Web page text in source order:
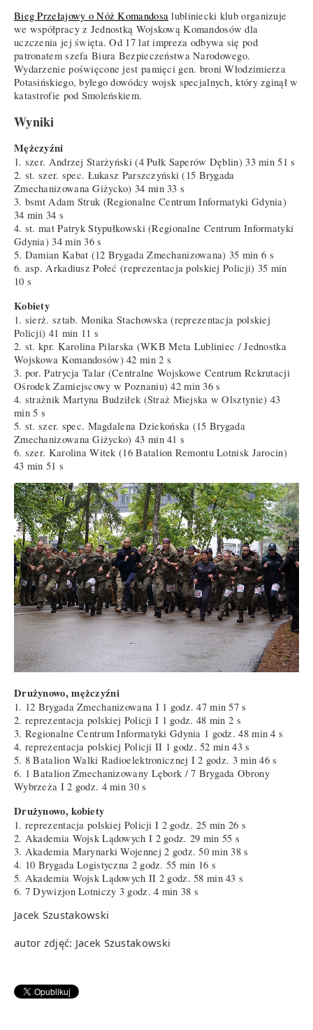
Bieg Przełajowy o Nóż Komandosa lubliniecki klub organizuje
we współpracy z Jednostką Wojskową Komandosów dla
uczczenia jej święta. Od 17 lat impreza odbywa się pod
patronatem szefa Biura Bezpieczeństwa Narodowego.
Wydarzenie poświęcone jest pamięci gen. broni Włodzimierza
Potasińskiego, byłego dowódcy wojsk specjalnych, który zginął w
katastrofie pod Smoleńskiem.
Wyniki
Mężczyźni
1. szer. Andrzej Starżyński (4 Pułk Saperów Dęblin) 33 min 51 s
2. st. szer. spec. Łukasz Parszczyński (15 Brygada
Zmechanizowana Giżycko) 34 min 33 s
3. bsmt Adam Struk (Regionalne Centrum Informatyki Gdynia)
34 min 34 s
4. st. mat Patryk Stypułkowski (Regionalne Centrum Informatyki
Gdynia) 34 min 36 s
5. Damian Kabat (12 Brygada Zmechanizowana) 35 min 6 s
6. asp. Arkadiusz Połeć (reprezentacja polskiej Policji) 35 min
10 s
Kobiety
1. sierż. sztab. Monika Stachowska (reprezentacja polskiej
Policji) 41 min 11 s
2. st. kpr. Karolina Pilarska (WKB Meta Lubliniec / Jednostka
Wojskowa Komandosów) 42 min 2 s
3. por. Patrycja Talar (Centralne Wojskowe Centrum Rekrutacji
Ośrodek Zamiejscowy w Poznaniu) 42 min 36 s
4. strażnik Martyna Budziłek (Straż Miejska w Olsztynie) 43
min 5 s
5. st. szer. spec. Magdalena Dziekońska (15 Brygada
Zmechanizowana Giżycko) 43 min 41 s
6. szer. Karolina Witek (16 Batalion Remontu Lotnisk Jarocin)
43 min 51 s
Drużynowo, mężczyźni
1. 12 Brygada Zmechanizowana I 1 godz. 47 min 57 s
2. reprezentacja polskiej Policji I 1 godz. 48 min 2 s
3. Regionalne Centrum Informatyki Gdynia 1 godz. 48 min 4 s
4. reprezentacja polskiej Policji II 1 godz. 52 min 43 s
5. 8 Batalion Walki Radioelektronicznej I 2 godz. 3 min 46 s
6. 1 Batalion Zmechanizowany Lębork / 7 Brygada Obrony
Wybrzeża I 2 godz. 4 min 30 s
Drużynowo, kobiety
1. reprezentacja polskiej Policji I 2 godz. 25 min 26 s
2. Akademia Wojsk Lądowych I 2 godz. 29 min 55 s
3. Akademia Marynarki Wojennej 2 godz. 50 min 38 s
4. 10 Brygada Logistyczna 2 godz. 55 min 16 s
5. Akademia Wojsk Lądowych II 2 godz. 58 min 43 s
6. 7 Dywizjon Lotniczy 3 godz. 4 min 38 s
Jacek Szustakowski
autor zdjęć: Jacek Szustakowski